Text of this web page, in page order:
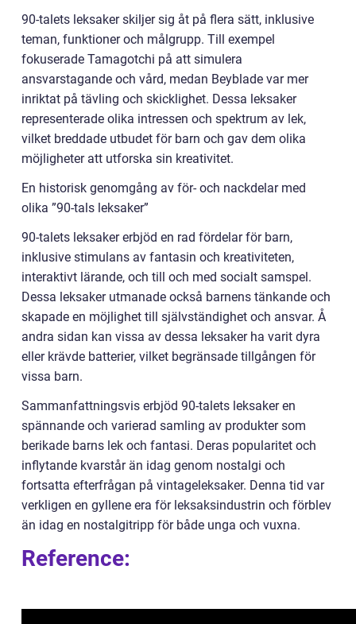
90-talets leksaker skiljer sig åt på flera sätt, inklusive
teman, funktioner och målgrupp. Till exempel
fokuserade Tamagotchi på att simulera
ansvarstagande och vård, medan Beyblade var mer
inriktat på tävling och skicklighet. Dessa leksaker
representerade olika intressen och spektrum av lek,
vilket breddade utbudet för barn och gav dem olika
möjligheter att utforska sin kreativitet.
En historisk genomgång av för- och nackdelar med
olika ”90-tals leksaker”
90-talets leksaker erbjöd en rad fördelar för barn,
inklusive stimulans av fantasin och kreativiteten,
interaktivt lärande, och till och med socialt samspel.
Dessa leksaker utmanade också barnens tänkande och
skapade en möjlighet till självständighet och ansvar. Å
andra sidan kan vissa av dessa leksaker ha varit dyra
eller krävde batterier, vilket begränsade tillgången för
vissa barn.
Sammanfattningsvis erbjöd 90-talets leksaker en
spännande och varierad samling av produkter som
berikade barns lek och fantasi. Deras popularitet och
inflytande kvarstår än idag genom nostalgi och
fortsatta efterfrågan på vintageleksaker. Denna tid var
verkligen en gyllene era för leksaksindustrin och förblev
än idag en nostalgitripp för både unga och vuxna.
Reference: